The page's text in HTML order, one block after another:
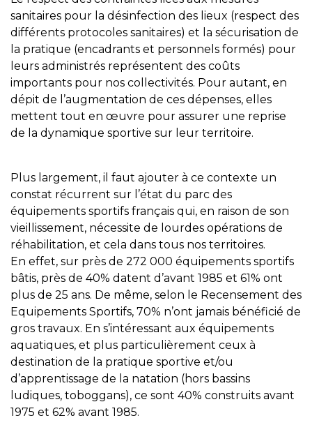
sanitaires pour la désinfection des lieux (respect des
différents protocoles sanitaires) et la sécurisation de
la pratique (encadrants et personnels formés) pour
leurs administrés représentent des coûts
importants pour nos collectivités. Pour autant, en
dépit de l’augmentation de ces dépenses, elles
mettent tout en œuvre pour assurer une reprise
de la dynamique sportive sur leur territoire.
Plus largement, il faut ajouter à ce contexte un
constat récurrent sur l’état du parc des
équipements sportifs français qui, en raison de son
vieillissement, nécessite de lourdes opérations de
réhabilitation, et cela dans tous nos territoires.
En effet, sur près de 272 000 équipements sportifs
bâtis, près de 40% datent d’avant 1985 et 61% ont
plus de 25 ans. De même, selon le Recensement des
Equipements Sportifs, 70% n’ont jamais bénéficié de
gros travaux. En s’intéressant aux équipements
aquatiques, et plus particulièrement ceux à
destination de la pratique sportive et/ou
d’apprentissage de la natation (hors bassins
ludiques, toboggans), ce sont 40% construits avant
1975 et 62% avant 1985.